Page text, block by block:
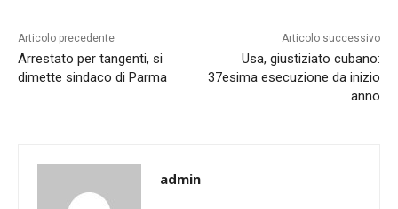
Articolo precedente
Arrestato per tangenti, si
dimette sindaco di Parma
Articolo successivo
Usa, giustiziato cubano:
37esima esecuzione da inizio
anno
admin